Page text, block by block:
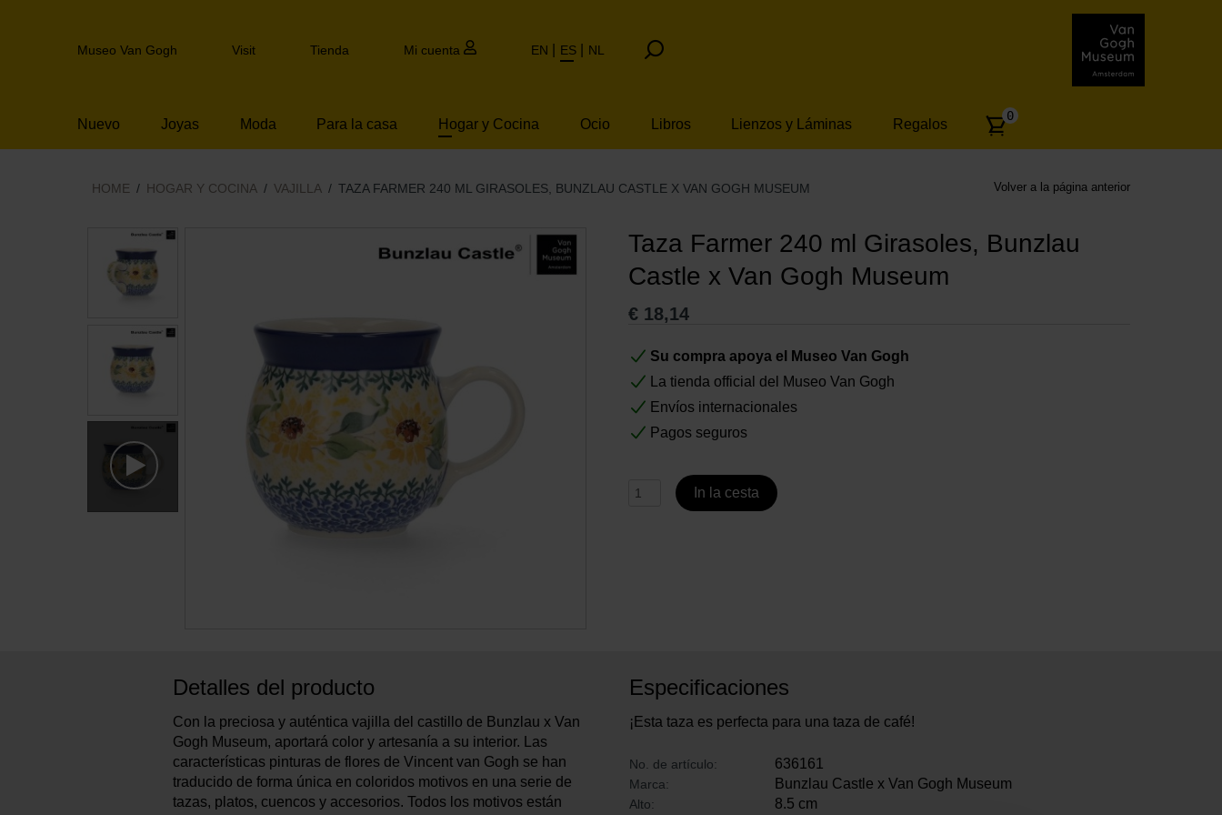
to
Header
Museo Van Gogh Visit Tienda Mi cuenta EN ES NL
Nuevo Joyas Moda Para la casa Hogar y Cocina Ocio Libros Lienzos y Láminas Regalos
Number
articles:
0
HOME HOGAR Y COCINA VAJILLA TAZA FARMER 240 ML GIRASOLES, BUNZLAU CASTLE X VAN GOGH MUSEUM Volver a la página anterior
Taza Farmer 240 ml Girasoles, Bunzlau
Castle x Van Gogh Museum
€ 18,14
Su compra apoya el Museo Van Gogh
La tienda official del Museo Van Gogh
Envíos internacionales
Pagos seguros
In la cesta
Detalles del producto
Con la preciosa y auténtica vajilla del castillo de Bunzlau x Van
Gogh Museum, aportará color y artesanía a su interior. Las
características pinturas de flores de Vincent van Gogh se han
traducido de forma única en coloridos motivos en una serie de
tazas, platos, cuencos y accesorios. Todos los motivos están
Especificaciones
¡Esta taza es perfecta para una taza de café!
No. de artículo: 636161
Marca: Bunzlau Castle x Van Gogh Museum
Alto: 8.5 cm